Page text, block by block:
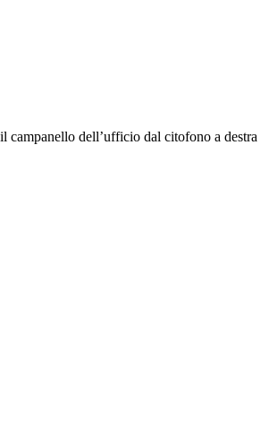
campanello dell’ufficio dal citofono a destra